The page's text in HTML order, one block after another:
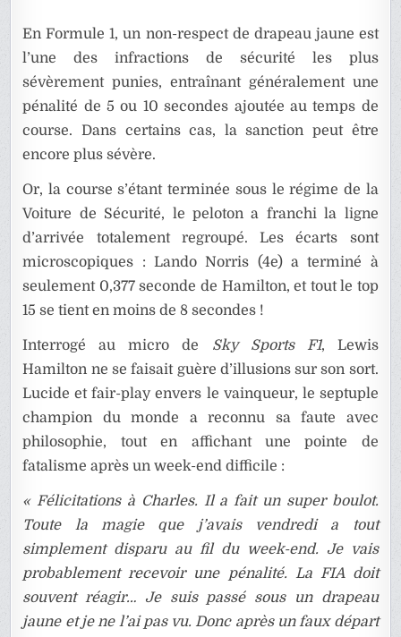
En Formule 1, un non-respect de drapeau jaune est
l’une des infractions de sécurité les plus
sévèrement punies, entraînant généralement une
pénalité de 5 ou 10 secondes ajoutée au temps de
course. Dans certains cas, la sanction peut être
encore plus sévère.
Or, la course s’étant terminée sous le régime de la
Voiture de Sécurité, le peloton a franchi la ligne
d’arrivée totalement regroupé. Les écarts sont
microscopiques : Lando Norris (4e) a terminé à
seulement 0,377 seconde de Hamilton, et tout le top
15 se tient en moins de 8 secondes !
Interrogé au micro de Sky Sports F1, Lewis
Hamilton ne se faisait guère d’illusions sur son sort.
Lucide et fair-play envers le vainqueur, le septuple
champion du monde a reconnu sa faute avec
philosophie, tout en affichant une pointe de
fatalisme après un week-end difficile :
« Félicitations à Charles. Il a fait un super boulot.
Toute la magie que j’avais vendredi a tout
simplement disparu au fil du week-end. Je vais
probablement recevoir une pénalité. La FIA doit
souvent réagir… Je suis passé sous un drapeau
jaune et je ne l’ai pas vu. Donc après un faux départ